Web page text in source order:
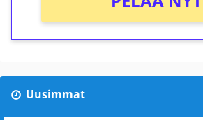
Uusimmat